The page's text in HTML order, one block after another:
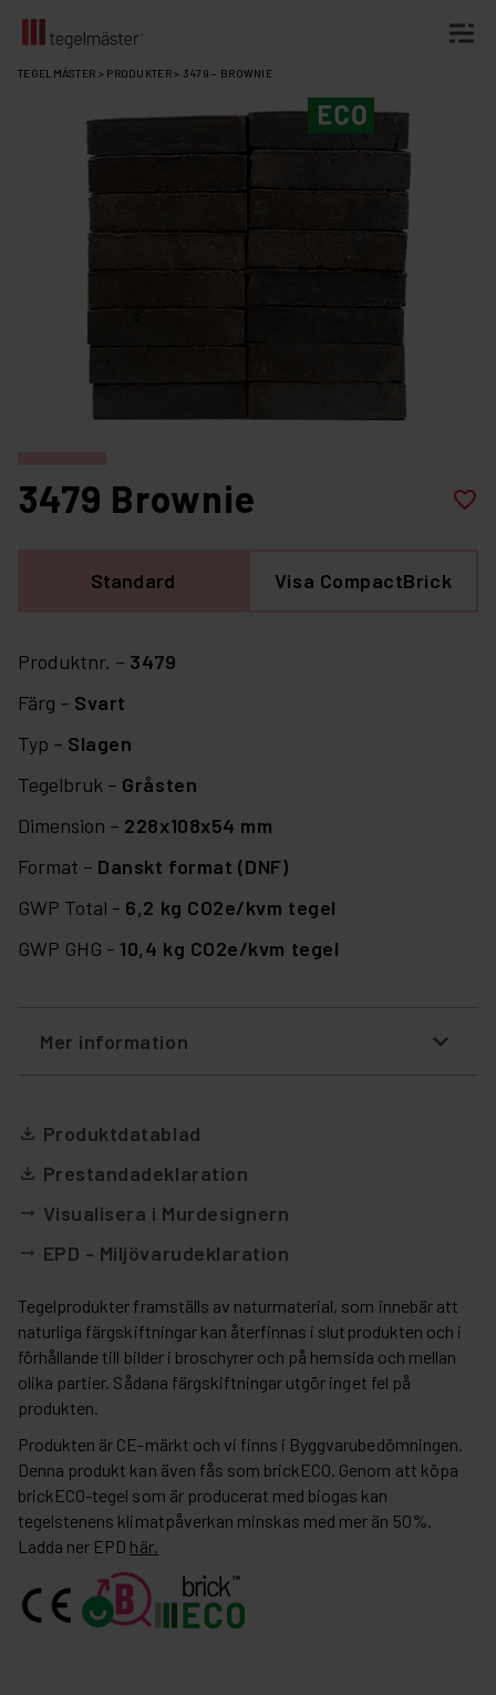
Fortsätt
TEGELMÄSTER > PRODUKTER> 3479 – BROWNIE
3479 Brownie favorite_border
Standard Visa CompactBrick
Produktnr. – 3479
Färg – Svart
Typ – Slagen
Tegelbruk – Gråsten
Dimension – 228x108x54 mm
Format – Danskt format (DNF)
GWP Total - 6,2 kg CO2e/kvm tegel
GWP GHG - 10,4 kg CO2e/kvm tegel
Mer information
file_download Produktdatablad
file_download Prestandadeklaration
arrow_right_alt Visualisera i Murdesignern
arrow_right_alt EPD - Miljövarudeklaration
Tegelprodukter framställs av naturmaterial, som innebär att
naturliga färgskiftningar kan återfinnas i slutprodukten och i
förhållande till bilder i broschyrer och på hemsida och mellan
olika partier. Sådana färgskiftningar utgör inget fel på
produkten.
Produkten är CE-märkt och vi finns i Byggvarubedömningen.
Denna produkt kan även fås som brickECO. Genom att köpa
brickECO-tegel som är producerat med biogas kan
tegelstenens klimatpåverkan minskas med mer än 50%.
Ladda ner EPD här.